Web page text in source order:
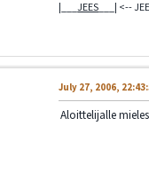
|___JEES ___| <--
July 27, 2006,
Aloittelijalle